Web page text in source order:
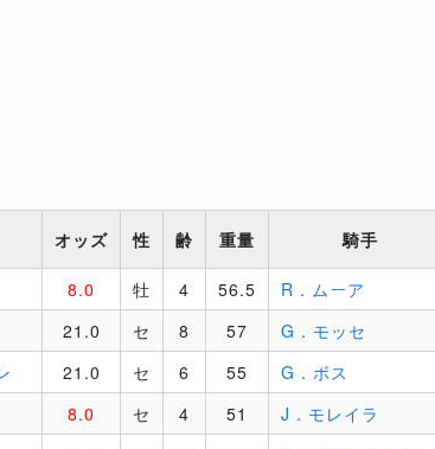
オッズ 性 齢 重量 騎手
8.0 牡 4 56.5 R．ムーア
21.0 セ 8 57 G．モッセ
21.0 セ 6 55 G．ボス
8.0 セ 4 51 J．モレイラ